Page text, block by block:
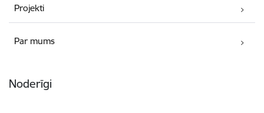
Projekti
Par mums
Noderīgi